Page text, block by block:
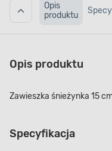
Opis
produktu
Opis produktu
Zawieszka śnieżynka 15
Specyfikacja